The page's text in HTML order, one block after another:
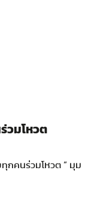
วมโหวต
กคนร่วมโหวต ” มุม